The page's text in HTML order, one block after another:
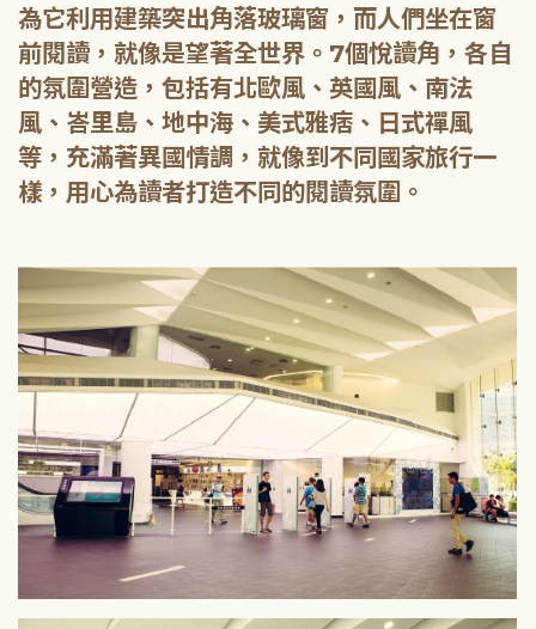
為它利用建築突出角落玻璃窗，而人們坐在窗
前閱讀，就像是望著全世界。7個悅讀角，各自
的氛圍營造，包括有北歐風、英國風、南法
風、峇里島、地中海、美式雅痞、日式禪風
等，充滿著異國情調，就像到不同國家旅行一
樣，用心為讀者打造不同的閱讀氛圍。